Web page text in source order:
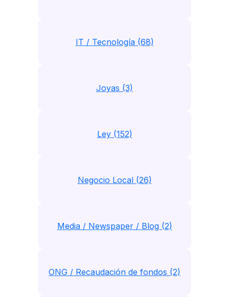
IT / Tecnología (68)
Joyas (3)
Ley (152)
Negocio Local (26)
Media / Newspaper / Blog (2)
ONG / Recaudación de fondos (2)